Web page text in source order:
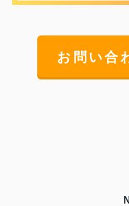
お問い合